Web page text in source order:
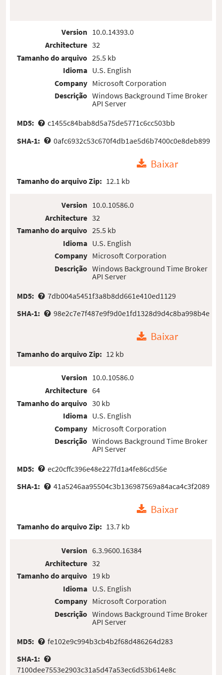
Version
Architecture
Tamanho do arquivo
Idioma
Company
Descrição
10.0.14393.0
32
25.5 kb
U.S. English
Microsoft Corporation
Windows Background Time Broker
API Server
MD5:
c1455c84bab8d5a75de5771c6cc503bb
SHA-1:
0afc6932c53c670f4db1ae5d6b7400c0e8deb899
Baixar
Tamanho do arquivo Zip: 12.1 kb
Version
Architecture
Tamanho do arquivo
Idioma
Company
Descrição
10.0.10586.0
32
25.5 kb
U.S. English
Microsoft Corporation
Windows Background Time Broker
API Server
MD5:
7db004a5451f3a8b8dd661e410ed1129
SHA-1:
98e2c7e7f487e9f9d0e1fd1328d9d4c8ba998b4e
Baixar
Tamanho do arquivo Zip: 12 kb
Version
Architecture
Tamanho do arquivo
Idioma
Company
Descrição
10.0.10586.0
64
30 kb
U.S. English
Microsoft Corporation
Windows Background Time Broker
API Server
MD5:
ec20cffc396e48e227fd1a4fe86cd56e
SHA-1:
41a5246aa95504c3b136987569a84aca4c3f2089
Baixar
Tamanho do arquivo Zip: 13.7 kb
Version
Architecture
Tamanho do arquivo
Idioma
Company
Descrição
6.3.9600.16384
32
19 kb
U.S. English
Microsoft Corporation
Windows Background Time Broker
API Server
MD5:
fe102e9c994b3cb4b2f68d486264d283
SHA-1:
7100dee7553e2903c31a5d47a53ec6d53b614e8c